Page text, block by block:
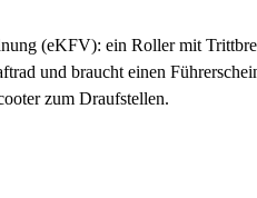
(eKFV): ein Roller mit
und braucht einen
zum Draufstellen.